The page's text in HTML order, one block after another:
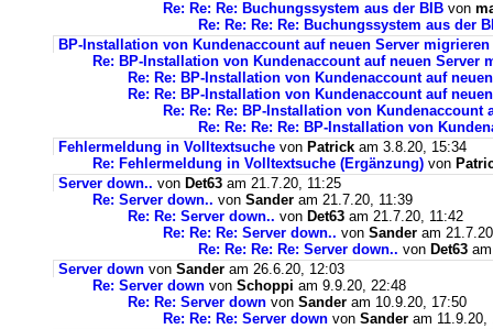
Re: Re: Re: Buchungssystem aus der BIB von
Re: Re: Re: Re: Buchungssystem aus der
BP-Installation von Kundenaccount auf neuen Server migrieren
Re: BP-Installation von Kundenaccount auf neuen Server
Re: Re: BP-Installation von Kundenaccount auf
Re: Re: BP-Installation von Kundenaccount auf
Re: Re: Re: BP-Installation von Kundenaccount
Re: Re: Re: Re: BP-Installation von
Fehlermeldung in Volltextsuche von Patrick am 3.8.20, 15:34
Re: Fehlermeldung in Volltextsuche (Ergänzung) von
Server down.. von Det63 am 21.7.20, 11:25
Re: Server down.. von Sander am 21.7.20, 11:39
Re: Re: Server down.. von Det63 am 21.7.20, 11:42
Re: Re: Re: Server down.. von Sander am
Re: Re: Re: Re: Server down.. von Det63
Server down von Sander am 26.6.20, 12:03
Re: Server down von Schoppi am 9.9.20, 22:48
Re: Re: Server down von Sander am 10.9.20, 17:50
Re: Re: Re: Server down von Sander am 11.9.20,